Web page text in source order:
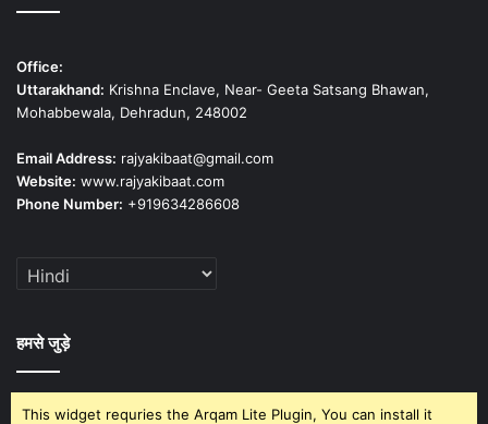
Office:
Uttarakhand: Krishna Enclave, Near- Geeta Satsang Bhawan,
Mohabbewala, Dehradun, 248002
Email Address: rajyakibaat@gmail.com
Website: www.rajyakibaat.com
Phone Number: +919634286608
हमसे जुड़े
This widget requries the Arqam Lite Plugin, You can install it